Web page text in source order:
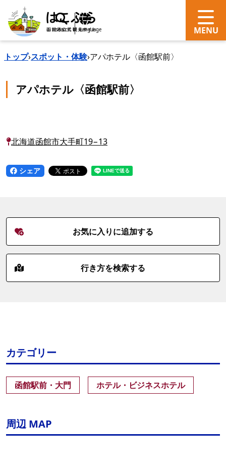
search Language
トップ›スポット・体験›アパホテル〈函館駅前〉
アパホテル〈函館駅前〉
北海道函館市大手町19−13
シェア
お気に入りに追加する
行き方を検索する
カテゴリー
函館駅前・大門 ホテル・ビジネスホテル
周辺 MAP